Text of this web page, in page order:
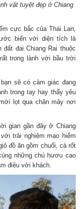
vật tuyệt đẹp ở Chiang
cực bắc của Thái Lan,
biển với diện tích là
đai Chiang Rai thuộc
trong lành với bầu trời
sẽ có cảm giác đang
trong tay hay thấy yêu
lọt qua chân mây nơi
gian gần đây ở Chiang
trải nghiệm mạo hiểm
đồ ăn gồm chuối, cà rốt
những chú hươu cao
điệu với khách.